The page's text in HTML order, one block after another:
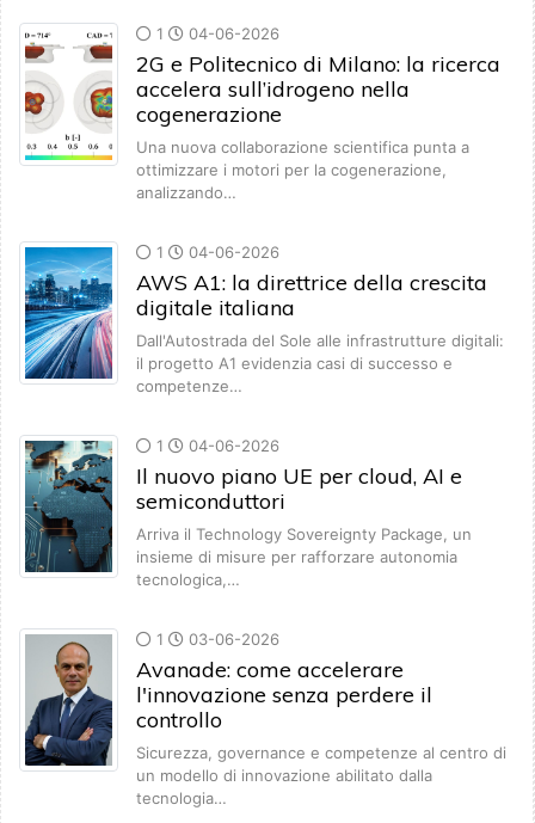
1 04-06-2026
2G e Politecnico di Milano: la ricerca
accelera sull’idrogeno nella
cogenerazione
Una nuova collaborazione scientifica punta a
ottimizzare i motori per la cogenerazione,
analizzando…
1 04-06-2026
AWS A1: la direttrice della crescita
digitale italiana
Dall'Autostrada del Sole alle infrastrutture digitali:
il progetto A1 evidenzia casi di successo e
competenze…
1 04-06-2026
Il nuovo piano UE per cloud, AI e
semiconduttori
Arriva il Technology Sovereignty Package, un
insieme di misure per rafforzare autonomia
tecnologica,…
1 03-06-2026
Avanade: come accelerare
l'innovazione senza perdere il
controllo
Sicurezza, governance e competenze al centro di
un modello di innovazione abilitato dalla
tecnologia…